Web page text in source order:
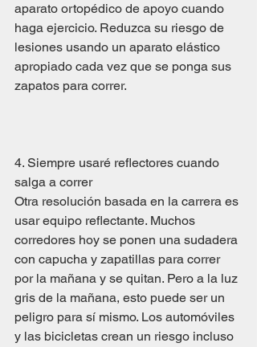
aparato ortopédico de apoyo cuando
haga ejercicio. Reduzca su riesgo de
lesiones usando un aparato elástico
apropiado cada vez que se ponga sus
zapatos para correr.
4. Siempre usaré reflectores cuando
salga a correr
Otra resolución basada en la carrera es
usar equipo reflectante. Muchos
corredores hoy se ponen una sudadera
con capucha y zapatillas para correr
por la mañana y se quitan. Pero a la luz
gris de la mañana, esto puede ser un
peligro para sí mismo. Los automóviles
y las bicicletas crean un riesgo incluso